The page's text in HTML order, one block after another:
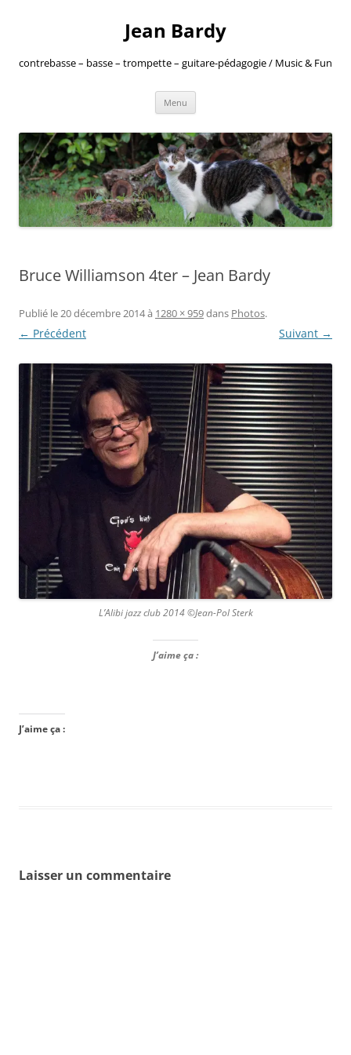
Jean Bardy
contrebasse – basse – trompette – guitare-pédagogie / Music & Fun
Menu
Bruce Williamson 4ter – Jean Bardy
Publié le20 décembre 2014à 1280 × 959dans Photos.
← Précédent Suivant →
L’Alibi jazz club 2014 ©Jean-Pol Sterk
J’aime ça :
J’aime ça :
Laisser un commentaire